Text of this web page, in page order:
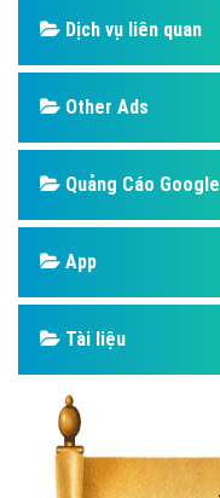
Dịch vụ liên quan
Other Ads
Quảng Cáo Google
App
Tài liệu